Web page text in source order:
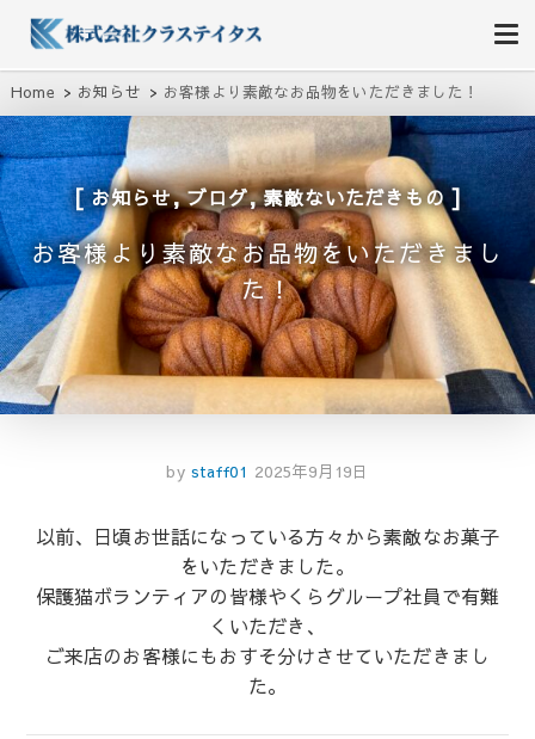
株式会社クラステイタス
地域のコミュニティーを大切にする企業
Home お知らせ お客様より素敵なお品物をいただきました！
お知らせ,ブログ,素敵ないただきもの
お客様より素敵なお品物をいただきまし
た！
by staff01 2025年9月19日
以前、日頃お世話になっている方々から素敵なお菓子
をいただきました。
保護猫ボランティアの皆様やくらグループ社員で有難
くいただき、
ご来店のお客様にもおすそ分けさせていただきまし
た。